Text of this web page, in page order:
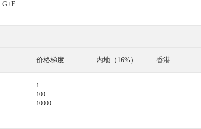
G+F
价格梯度 内地（16%） 香港
1+
100+
10000+
--
--
--
--
--
--